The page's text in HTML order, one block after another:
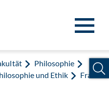
Philosophie
und Ethik
Frank